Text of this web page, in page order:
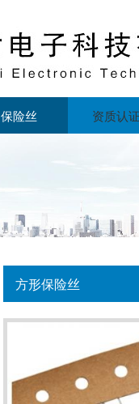
保险丝 资质认
方形保险丝